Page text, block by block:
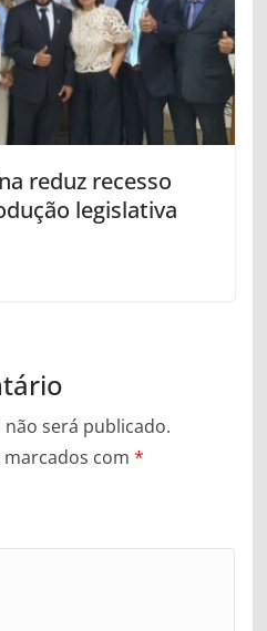
reduz recesso
legislativa
não será publicado.
com *